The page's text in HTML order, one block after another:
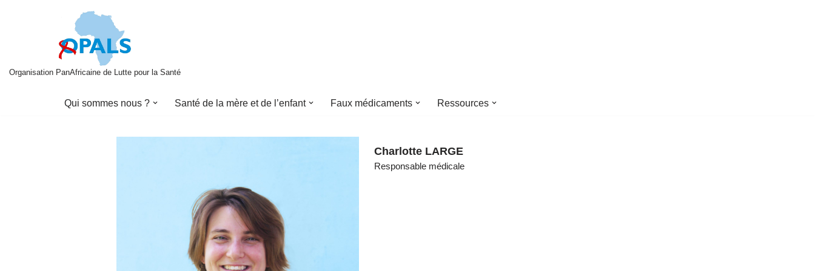
Organisation PanAfricaine de Lutte pour la Santé
Qui sommes nous ? Santé de la mère et de l’enfant Faux médicaments Ressources
Charlotte LARGE
Responsable médicale